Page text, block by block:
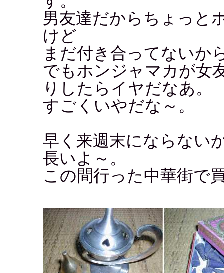
男友達だからちょっと
けど
まだ付き合ってないか
でもホンジャマカが女
りしたらイヤだなあ。
すごくいやだな～。
早く来週末にならない
長いよ～。
この間行った中華街で